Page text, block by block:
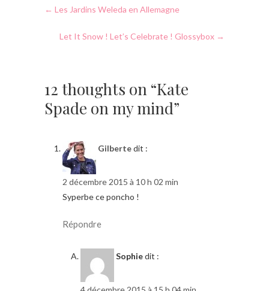
← Les Jardins Weleda en Allemagne
Let It Snow ! Let’s Celebrate ! Glossybox →
12 thoughts on “Kate
Spade on my mind”
Gilbertedit :
2 décembre 2015 à 10 h 02 min
Syperbe ce poncho !
Répondre
Sophiedit :